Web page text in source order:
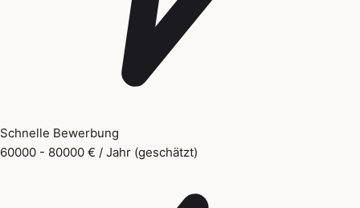
Schnelle Bewerbung
60000 - 80000 € / Jahr (geschätzt)